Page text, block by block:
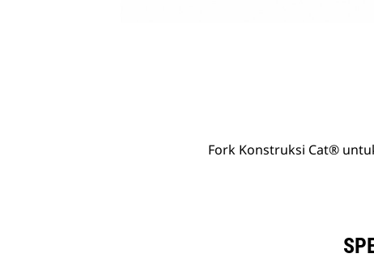
Fork Konstruksi Cat®